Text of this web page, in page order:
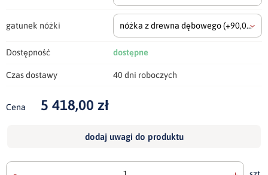
gatunek nóżki nóżka z drewna dębowego(+90,00 zł)
Dostępność dostępne
Czas dostawy 40 dni roboczych
Cena 5 418,00 zł
dodaj uwagi do produktu